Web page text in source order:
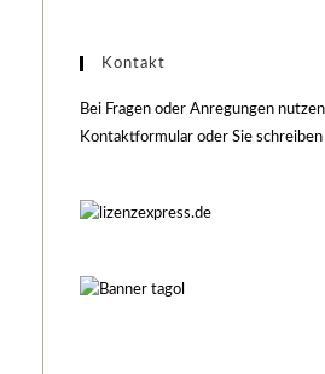
Kontakt
Bei Fragen oder Anregungen
Kontaktformular oder Sie schreiben